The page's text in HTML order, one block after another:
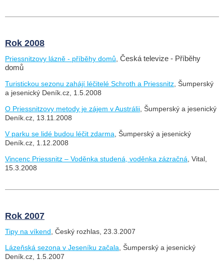
Rok 2008
Priessnitzovy lázně - příběhy domů Česká televize - Příběhy
domů
Turistickou sezonu zahájí léčitelé Schroth a Priessnitz , Šumperský
a jesenický Deník.cz, 1.5.2008
O Priessnitzovy metody je zájem v Austrálii , Šumperský a jesenický
Deník.cz, 13.11.2008
V parku se lidé budou léčit zdarma , Šumperský a jesenický
Deník.cz, 1.12.2008
Vincenc Priessnitz – Voděnka studená, voděnka zázračná , Vital,
15.3.2008
Rok 2007
Tipy na víkend , Český rozhlas, 23.3.2007
Lázeňská sezona v Jeseníku začala , Šumperský a jesenický
Deník.cz, 1.5.2007